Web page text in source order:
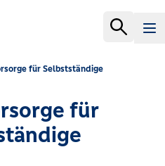
für Selbstständige
für